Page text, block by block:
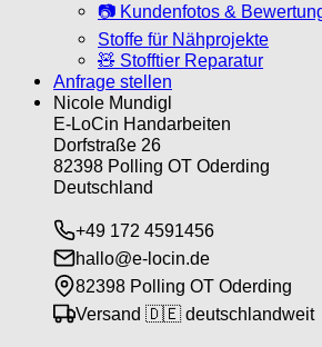
📷 Kundenfotos &
Stoffe für Nähprojekte
🧸 Stofftier Reparatur
Anfrage stellen
Nicole Mundigl
E-LoCin Handarbeiten
Dorfstraße 26
82398 Polling OT Oderding
Deutschland
+49 172 4591456
hallo@e-locin.de
82398 Polling OT Oderding
Versand 🇩🇪 deutschlandweit